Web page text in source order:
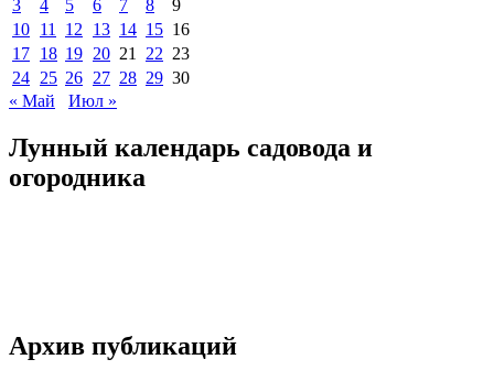
3
4 5 6 7 8
9
10 11 12 13 14 15 16
17 18 19 20 21 22 23
24 25 26 27 28 29 30
« Май
Июл »
Лунный календарь садовода и
огородника
Архив публикаций